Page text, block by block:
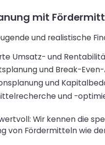
mit
und realistische
Umsatz- und
und Break-
und
und -
Wir kennen die
von Fördermitteln wie